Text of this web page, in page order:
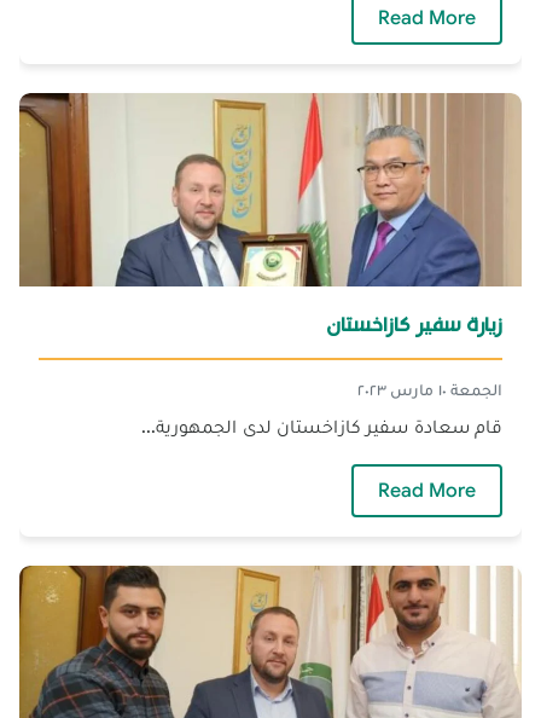
Read More
زيارة سفير كازاخستان
الجمعة ١٠ مارس ٢٠٢٣
قام سعادة سفير كازاخستان لدى الجمهورية...
Read More